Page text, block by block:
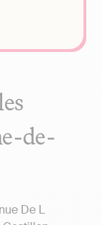
de-
De L